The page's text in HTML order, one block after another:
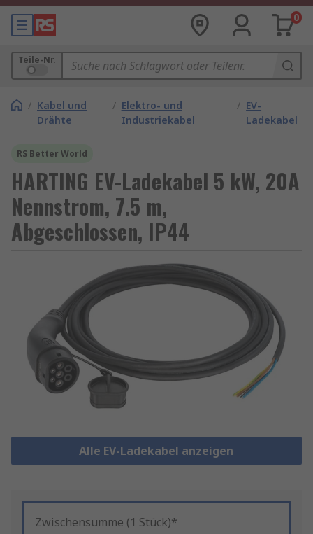
0
Teile-Nr.
/ Kabel und
Drähte
/ Elektro- und
Industriekabel
/ EV-
Ladekabel
RS Better World
HARTING EV-Ladekabel 5 kW, 20A
Nennstrom, 7.5 m,
Abgeschlossen, IP44
Alle EV-Ladekabel anzeigen
Zwischensumme (1 Stück)*